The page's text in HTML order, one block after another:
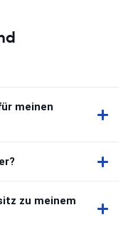
meinen
zu meinem